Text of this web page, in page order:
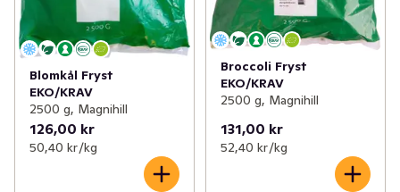
Blomkål Fryst
EKO/KRAV
2500 g, Magnihill
126,00 kr
50,40 kr /kg
Broccoli Fryst
EKO/KRAV
2500 g, Magnihill
131,00 kr
52,40 kr /kg